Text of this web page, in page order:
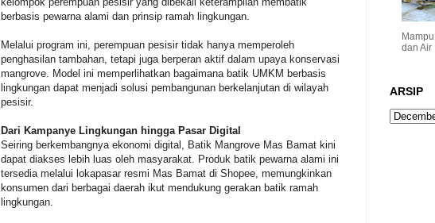
berbasis pewarna alami dan prinsip ramah lingkungan.
Melalui program ini, perempuan pesisir tidak hanya memperoleh
penghasilan tambahan, tetapi juga berperan aktif dalam upaya konservasi
mangrove. Model ini memperlihatkan bagaimana batik UMKM berbasis
lingkungan dapat menjadi solusi pembangunan berkelanjutan di wilayah
pesisir.
Dari Kampanye Lingkungan hingga Pasar Digital
Seiring berkembangnya ekonomi digital, Batik Mangrove Mas Bamat kini
dapat diakses lebih luas oleh masyarakat. Produk batik pewarna alami ini
tersedia melalui lokapasar resmi Mas Bamat di Shopee, memungkinkan
konsumen dari berbagai daerah ikut mendukung gerakan batik ramah
lingkungan.
dan Air
ARSIP